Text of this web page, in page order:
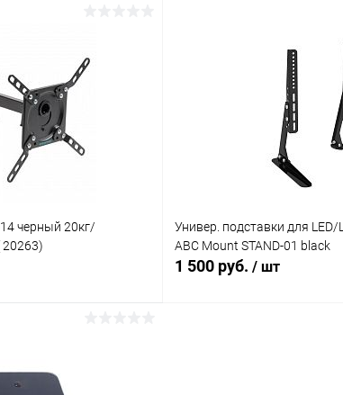
В наличии (6)
черный 20кг/
Универ. подставки для LED/
ABC Mount STAND-01 black
1 500 руб. / шт